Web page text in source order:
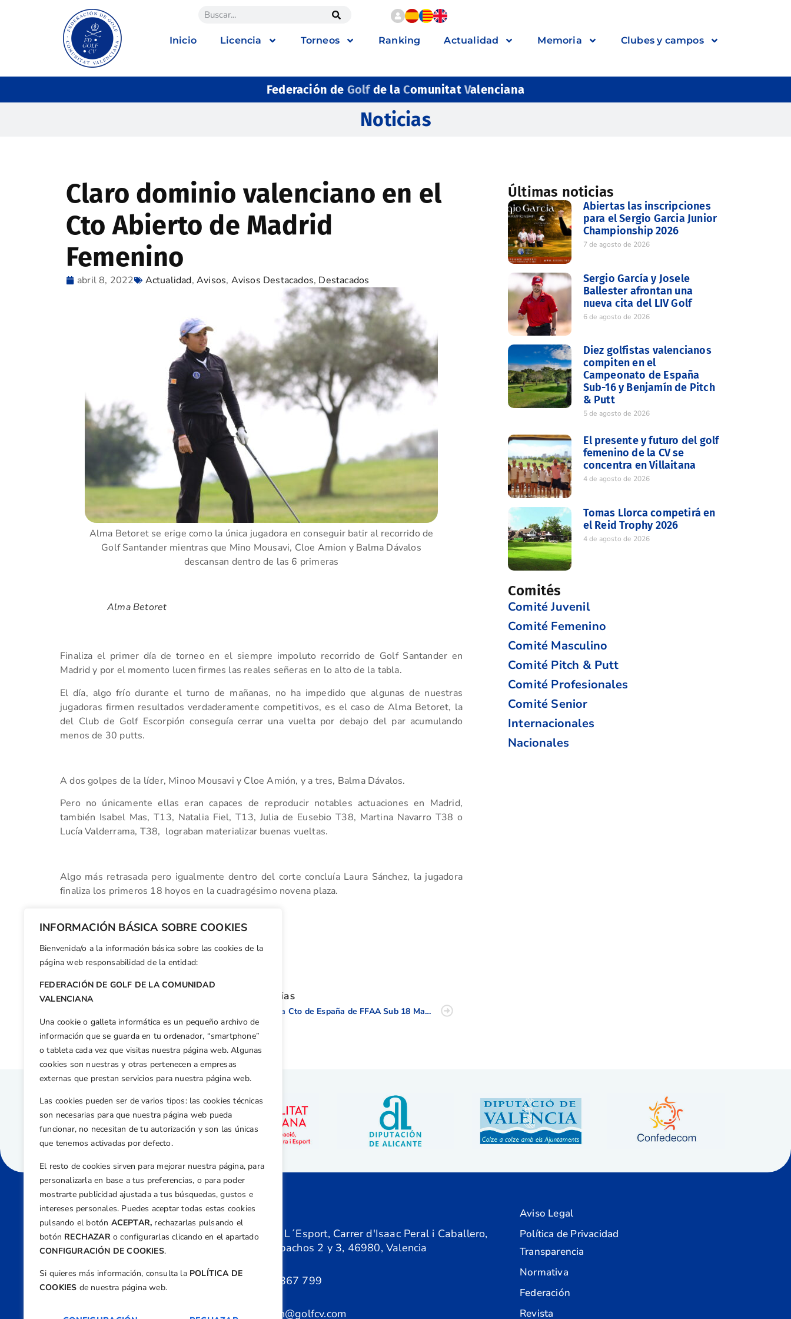
INFORMACIÓN BÁSICA SOBRE COOKIES
Bienvenida/o a la información básica sobre las cookies de la
página web responsabilidad de la entidad:
FEDERACIÓN DE GOLF DE LA COMUNIDAD
VALENCIANA
Una cookie o galleta informática es un pequeño archivo de
información que se guarda en tu ordenador, “smartphone”
o tableta cada vez que visitas nuestra página web. Algunas
cookies son nuestras y otras pertenecen a empresas
externas que prestan servicios para nuestra página web.
Las cookies pueden ser de varios tipos: las cookies técnicas
son necesarias para que nuestra página web pueda
funcionar, no necesitan de tu autorización y son las únicas
que tenemos activadas por defecto.
El resto de cookies sirven para mejorar nuestra página, para
personalizarla en base a tus preferencias, o para poder
mostrarte publicidad ajustada a tus búsquedas, gustos e
intereses personales. Puedes aceptar todas estas cookies
pulsando el botón ACEPTAR, rechazarlas pulsando el
botón RECHAZARo configurarlas clicando en el apartado
CONFIGURACIÓN DE COOKIES.
Si quieres más información, consulta la POLÍTICA DE
COOKIES de nuestra página web.
Inicio Licencia Torneos Ranking Actualidad Memoria Clubes y campos
Federación de Golfde la ComunitatValenciana
Noticias
Claro dominio valenciano en el
Cto Abierto de Madrid
Femenino
abril 8, 2022 Actualidad,Avisos, Avisos Destacados, Destacados
Alma Betoret se erige como la única jugadora en conseguir batir al recorrido de
Golf Santander mientras que Mino Mousavi, Cloe Amion y Balma Dávalos
descansan dentro de las 6 primeras
Alma Betoret
Finaliza el primer día de torneo en el siempre impoluto recorrido de Golf Santander en
Madrid y por el momento lucen firmes las reales señeras en lo alto de la tabla.
El día, algo frío durante el turno de mañanas, no ha impedido que algunas de nuestras
jugadoras firmen resultados verdaderamente competitivos, es el caso de Alma Betoret, la
del Club de Golf Escorpión conseguía cerrar una vuelta por debajo del par acumulando
menos de 30 putts.
A dos golpes de la líder, Minoo Mousavi y Cloe Amión, y a tres, Balma Dávalos.
Pero no únicamente ellas eran capaces de reproducir notables actuaciones en Madrid,
también Isabel Mas, T13, Natalia Fiel, T13, Julia de Eusebio T38, Martina Navarro T38 o
Lucía Valderrama, T38, lograban materializar buenas vueltas.
Algo más retrasada pero igualmente dentro del corte concluía Laura Sánchez, la jugadora
finaliza los primeros 18 hoyos en la cuadragésimo novena plaza.
¡VAMOS!
Facebook
X WhatsApp
LinkedIn
Email
Otras noticias
Previa Cto de España de FFAA Sub 18 Masculino
Últimas noticias
Abiertas las inscripciones
para el Sergio Garcia Junior
Championship 2026
7 de agosto de 2026
Sergio García y Josele
Ballester afrontan una
nueva cita del LIV Golf
6 de agosto de 2026
Diez golfistas valencianos
compiten en el
Campeonato de España
Sub-16 y Benjamín de Pitch
& Putt
5 de agosto de 2026
El presente y futuro del golf
femenino de la CV se
concentra en Villaitana
4 de agosto de 2026
Tomas Llorca competirá en
el Reid Trophy 2026
4 de agosto de 2026
Comités
Comité Juvenil
Comité Femenino
Comité Masculino
Comité Pitch & Putt
Comité Profesionales
Comité Senior
Internacionales
Nacionales
Centre de L´Esport, Carrer d'Isaac Peral i Caballero,
Nº 5, Despachos 2 y 3, 46980, Valencia
+34 961 367 799
federacion@golfcv.com
Aviso Legal
Política de Privacidad
Transparencia
Normativa
Federación
Revista